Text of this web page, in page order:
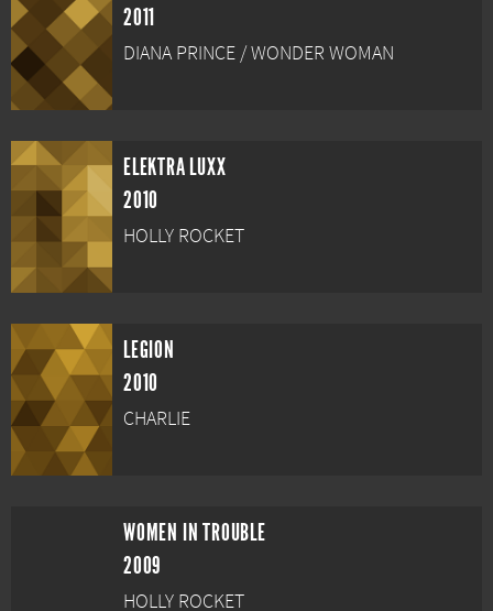
2011
DIANA PRINCE / WONDER WOMAN
ELEKTRA LUXX
2010
HOLLY ROCKET
LEGION
2010
CHARLIE
WOMEN IN TROUBLE
2009
HOLLY ROCKET